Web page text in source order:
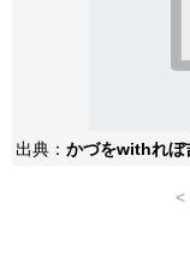
出典： かづをwithれぼ
<